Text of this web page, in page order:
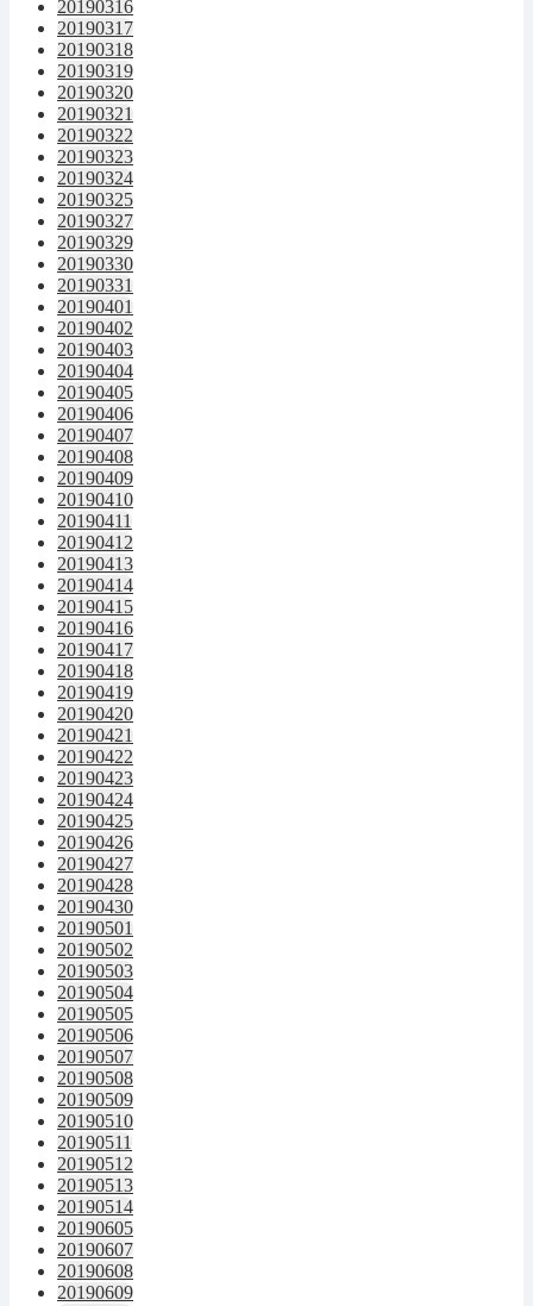
20190316
20190317
20190318
20190319
20190320
20190321
20190322
20190323
20190324
20190325
20190327
20190329
20190330
20190331
20190401
20190402
20190403
20190404
20190405
20190406
20190407
20190408
20190409
20190410
20190411
20190412
20190413
20190414
20190415
20190416
20190417
20190418
20190419
20190420
20190421
20190422
20190423
20190424
20190425
20190426
20190427
20190428
20190430
20190501
20190502
20190503
20190504
20190505
20190506
20190507
20190508
20190509
20190510
20190511
20190512
20190513
20190514
20190605
20190607
20190608
20190609